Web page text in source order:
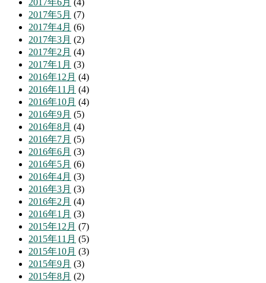
2017年6月 (4)
2017年5月 (7)
2017年4月 (6)
2017年3月 (2)
2017年2月 (4)
2017年1月 (3)
2016年12月 (4)
2016年11月 (4)
2016年10月 (4)
2016年9月 (5)
2016年8月 (4)
2016年7月 (5)
2016年6月 (3)
2016年5月 (6)
2016年4月 (3)
2016年3月 (3)
2016年2月 (4)
2016年1月 (3)
2015年12月 (7)
2015年11月 (5)
2015年10月 (3)
2015年9月 (3)
2015年8月 (2)